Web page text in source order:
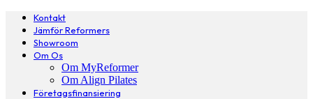
Kontakt
Jämför Reformers
Showroom
Om Os
Om MyReformer
Om Align Pilates
Företagsfinansiering